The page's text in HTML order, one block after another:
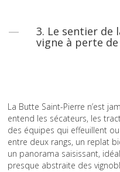
3. Le sentier de
vigne à perte de
La Butte Saint-Pierre n’est
entend les sécateurs, les
des équipes qui effeuillent
entre deux rangs, un replat
un panorama saisissant,
presque abstraite des